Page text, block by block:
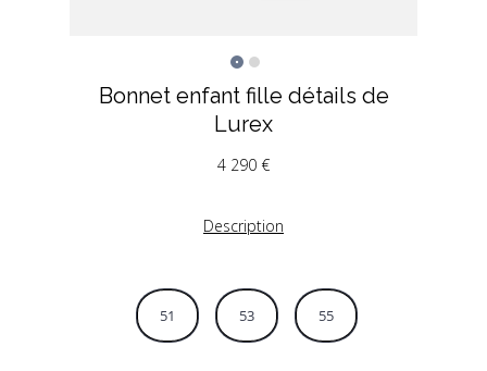
Bonnet enfant fille détails de
Lurex
4 290 €
Description
51 53 55